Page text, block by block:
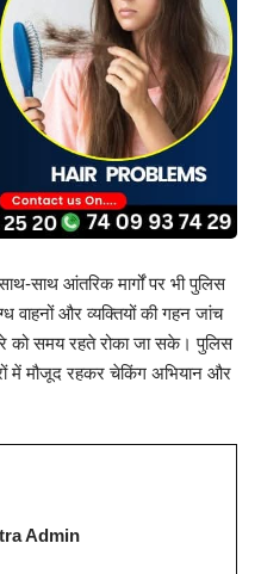
साथ आंतरिक मार्गों पर भी पुलिस
वाहनों और व्यक्तियों की गहन जांच
को समय रहते रोका जा सके। पुलिस
में मौजूद रहकर चेकिंग अभियान और
Admin